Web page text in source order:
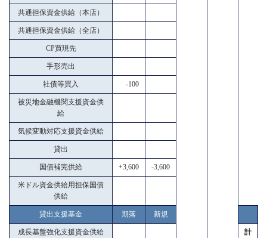
共通担保資金供給（本店）
共通担保資金供給（全店）
CP買現先
手形売出
社債等買入 -100
被災地金融機関支援資金供
給
気候変動対応支援資金供給
貸出
国債補完供給 +3,600 -3,600
米ドル資金供給用担保国債
供給
貸出支援基金 期落 新規
成長基盤強化支援資金供給
計